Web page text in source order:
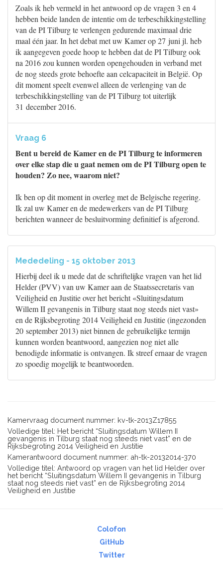
Zoals ik heb vermeld in het antwoord op de vragen 3 en 4
hebben beide landen de intentie om de terbeschikkingstelling
van de PI Tilburg te verlengen gedurende maximaal drie
maal één jaar. In het debat met uw Kamer op 27 juni jl. heb
ik aangegeven goede hoop te hebben dat de PI Tilburg ook
na 2016 zou kunnen worden opengehouden in verband met
de nog steeds grote behoefte aan celcapaciteit in België. Op
dit moment speelt evenwel alleen de verlenging van de
terbeschikkingstelling van de PI Tilburg tot uiterlijk
31 december 2016.
Vraag 6
Bent u bereid de Kamer en de PI Tilburg te informeren
over elke stap die u gaat nemen om de PI Tilburg open te
houden? Zo nee, waarom niet?
Ik ben op dit moment in overleg met de Belgische regering.
Ik zal uw Kamer en de medewerkers van de PI Tilburg
berichten wanneer de besluitvorming definitief is afgerond.
Mededeling - 15 oktober 2013
Hierbij deel ik u mede dat de schriftelijke vragen van het lid
Helder (PVV) van uw Kamer aan de Staatssecretaris van
Veiligheid en Justitie over het bericht «Sluitingsdatum
Willem II gevangenis in Tilburg staat nog steeds niet vast»
en de Rijksbegroting 2014 Veiligheid en Justitie (ingezonden
20 september 2013) niet binnen de gebruikelijke termijn
kunnen worden beantwoord, aangezien nog niet alle
benodigde informatie is ontvangen. Ik streef ernaar de vragen
zo spoedig mogelijk te beantwoorden.
Kamervraag document nummer: kv-tk-2013Z17855
Volledige titel: Het bericht “Sluitingsdatum Willem II
gevangenis in Tilburg staat nog steeds niet vast” en de
Rijksbegroting 2014 Veiligheid en Justitie
Kamerantwoord document nummer: ah-tk-20132014-370
Volledige titel: Antwoord op vragen van het lid Helder over
het bericht “Sluitingsdatum Willem II gevangenis in Tilburg
staat nog steeds niet vast” en de Rijksbegroting 2014
Veiligheid en Justitie
Colofon
GitHub
Twitter